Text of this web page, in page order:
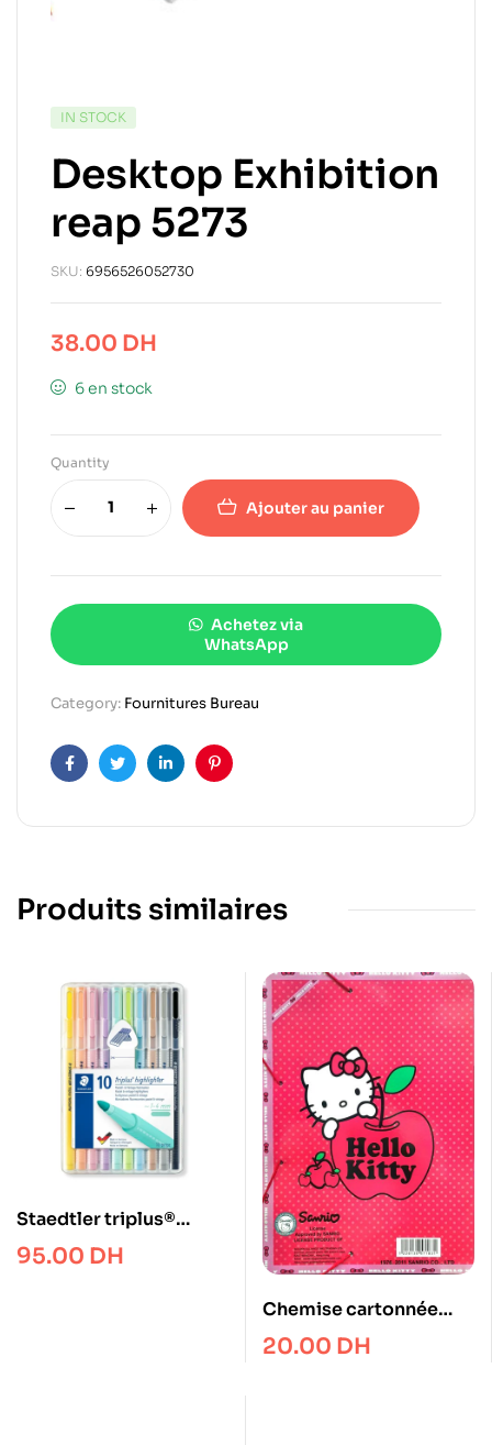
IN STOCK
Desktop Exhibition
reap 5273
SKU: 6956526052730
38.00 DH
6 en stock
Quantity
Ajouter au panier
Achetez via
WhatsApp
Category: Fournitures Bureau
FacebookTwitterLinkedinPinterest
Produits similaires
Staedtler triplus®
textsurfer® 362 C
Triangular highlighter
95.00 DH
Chemise cartonnée
avec élastique
20.00 DH